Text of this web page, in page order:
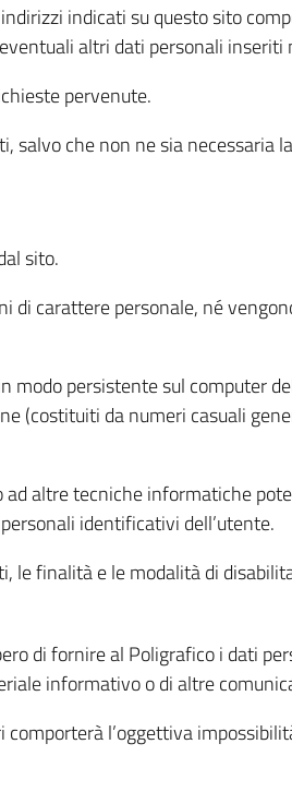
indicati su questo sito
altri dati personali inseriti
pervenute.
che non ne sia
sito.
carattere personale, né
modo persistente sul computer
da numeri casuali
altre tecniche informatiche
identificativi dell’utente.
finalità e le modalità di
di fornire al Poligrafico i dati
informativo o di altre
l’oggettiva